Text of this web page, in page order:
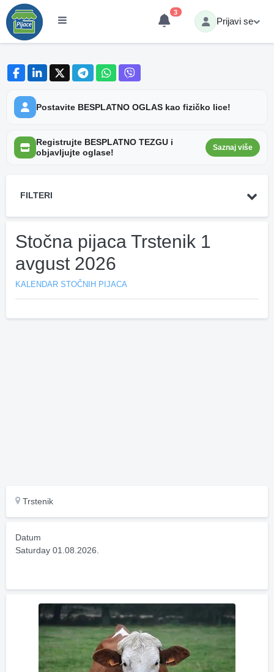
3
Prijavi se
Postavite BESPLATNO OGLAS kao fizičko lice!
Registrujte BESPLATNO TEZGU i
objavljujte oglase!
Saznaj više
FILTERI
Stočna pijaca Trstenik 1
avgust 2026
KALENDAR STOČNIH PIJACA
Trstenik
Datum
Saturday 01.08.2026.